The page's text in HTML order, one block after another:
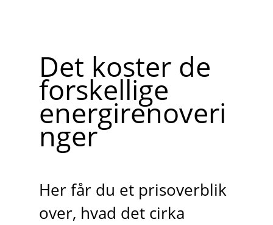
Det koster de
forskellige
energirenoveri
nger
Her får du et prisoverblik
over, hvad det cirka